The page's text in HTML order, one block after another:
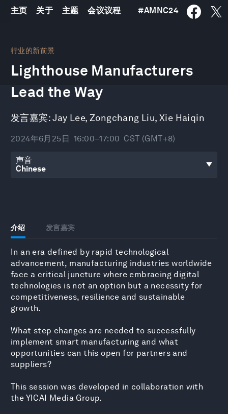
主页 关于 主题 会议议程 #AMNC24
行业的新前景
Lighthouse Manufacturers
Lead the Way
发言嘉宾: Jay Lee,Zongchang Liu,Xie Haiqin
2024年6月25日 16:00–17:00 CST (GMT+8)
声音
介绍 发言嘉宾
In an era defined by rapid technological
advancement, manufacturing industries worldwide
face a critical juncture where embracing digital
technologies is not an option but a necessity for
competitiveness, resilience and sustainable
growth.
What step changes are needed to successfully
implement smart manufacturing and what
opportunities can this open for partners and
suppliers?
This session was developed in collaboration with
the YICAI Media Group.
seconds
1
hour,
seconds